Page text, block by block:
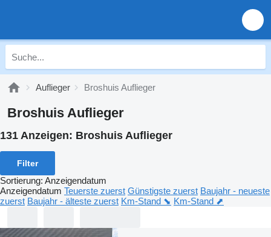
Auflieger Broshuis Auflieger
Broshuis Auflieger
131 Anzeigen: Broshuis Auflieger
Filter
Sortierung: Anzeigendatum
Anzeigendatum Teuerste zuerst Günstigste zuerst Baujahr - neueste
zuerst Baujahr - älteste zuerst Km-Stand ⬊ Km-Stand ⬈